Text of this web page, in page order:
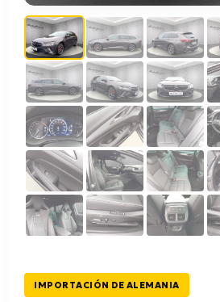
IMPORTACIÓN DE ALEMANIA